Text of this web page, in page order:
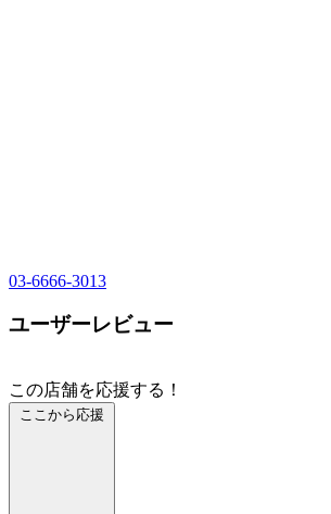
03-6666-3013
ユーザーレビュー
この店舗を応援する！
ここから応援